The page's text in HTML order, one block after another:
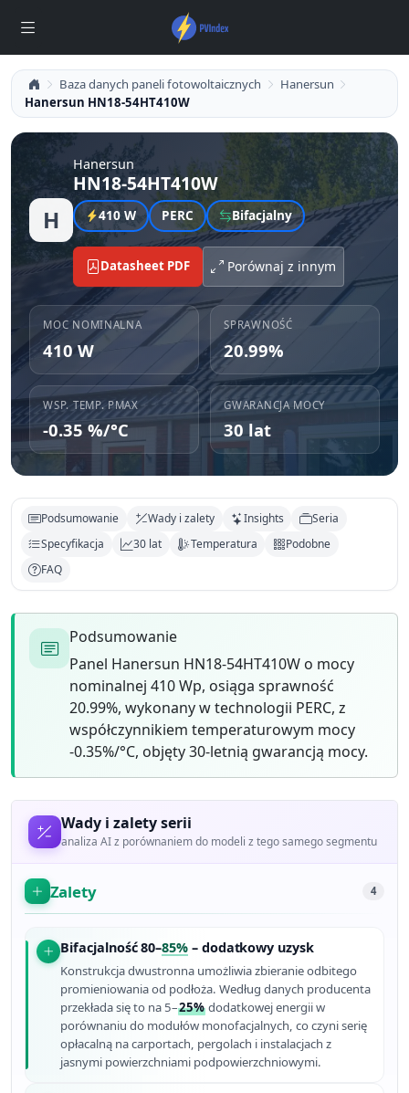
Baza danych paneli fotowoltaicznych
Hanersun
Hanersun HN18-54HT410W
H
Hanersun
HN18-54HT410W
410 W PERC Bifacjalny
Datasheet PDF Porównaj z innym
MOC NOMINALNA
410 W
SPRAWNOŚĆ
20.99%
WSP. TEMP. PMAX
-0.35 %/°C
GWARANCJA MOCY
30 lat
Podsumowanie Wady i zalety Insights
Seria
Specyfikacja
30 lat Temperatura
Podobne
FAQ
Podsumowanie
Panel Hanersun HN18-54HT410W o mocy
nominalnej 410 Wp, osiąga sprawność
20.99%, wykonany w technologii PERC, z
współczynnikiem temperaturowym mocy
-0.35%/°C, objęty 30-letnią gwarancją mocy.
Wady i zalety serii
analiza AI z porównaniem do modeli z tego samego segmentu
Zalety 4
Bifacjalność 80–85% – dodatkowy uzysk
Konstrukcja dwustronna umożliwia zbieranie odbitego
promieniowania od podłoża. Według danych producenta
przekłada się to na 5–25% dodatkowej energii w
porównaniu do modułów monofacjalnych, co czyni serię
opłacalną na carportach, pergolach i instalacjach z
jasnymi powierzchniami podpowierzchniowymi.